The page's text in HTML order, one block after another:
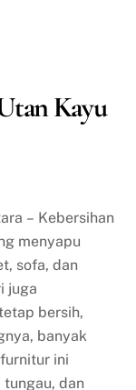
Kayu
– Kebersihan
menyapu
sofa, dan
juga
bersih,
banyak
ini
dan